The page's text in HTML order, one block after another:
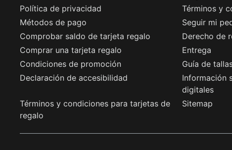
Política de privacidad
Términos y
Métodos de pago
Seguir mi
Comprobar saldo de tarjeta regalo
Derecho de
Comprar una tarjeta regalo
Entrega
Condiciones de promoción
Guía de
Declaración de accesibilidad
Información
digitales
Términos y condiciones para tarjetas de
regalo
Sitemap